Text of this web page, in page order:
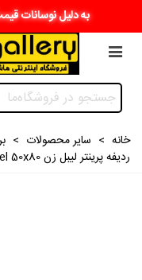
به دلیل نوسانات
خانه > سایر محصولات >
ردیفه پرینتر لیبل زن Metal Label 50x80